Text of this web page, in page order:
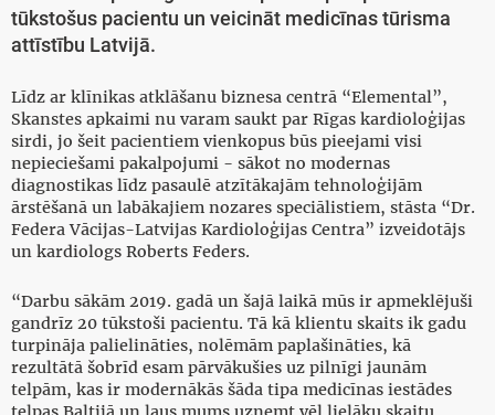
tūkstošus pacientu un veicināt medicīnas tūrisma
attīstību Latvijā.
Līdz ar klīnikas atklāšanu biznesa centrā “Elemental”,
Skanstes apkaimi nu varam saukt par Rīgas kardioloģijas
sirdi, jo šeit pacientiem vienkopus būs pieejami visi
nepieciešami pakalpojumi - sākot no modernas
diagnostikas līdz pasaulē atzītākajām tehnoloģijām
ārstēšanā un labākajiem nozares speciālistiem, stāsta “Dr.
Federa Vācijas-Latvijas Kardioloģijas Centra” izveidotājs
un kardiologs Roberts Feders.
“Darbu sākām 2019. gadā un šajā laikā mūs ir apmeklējuši
gandrīz 20 tūkstoši pacientu. Tā kā klientu skaits ik gadu
turpināja palielināties, nolēmām paplašināties, kā
rezultātā šobrīd esam pārvākušies uz pilnīgi jaunām
telpām, kas ir modernākās šāda tipa medicīnas iestādes